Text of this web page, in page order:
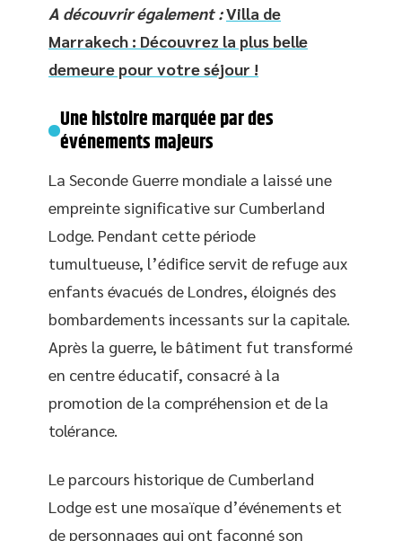
A découvrir également :Villa de
Marrakech : Découvrez la plus belle
demeure pour votre séjour !
Une histoire marquée par des
événements majeurs
La Seconde Guerre mondiale a laissé une
empreinte significative sur Cumberland
Lodge. Pendant cette période
tumultueuse, l’édifice servit de refuge aux
enfants évacués de Londres, éloignés des
bombardements incessants sur la capitale.
Après la guerre, le bâtiment fut transformé
en centre éducatif, consacré à la
promotion de la compréhension et de la
tolérance.
Le parcours historique de Cumberland
Lodge est une mosaïque d’événements et
de personnages qui ont façonné son